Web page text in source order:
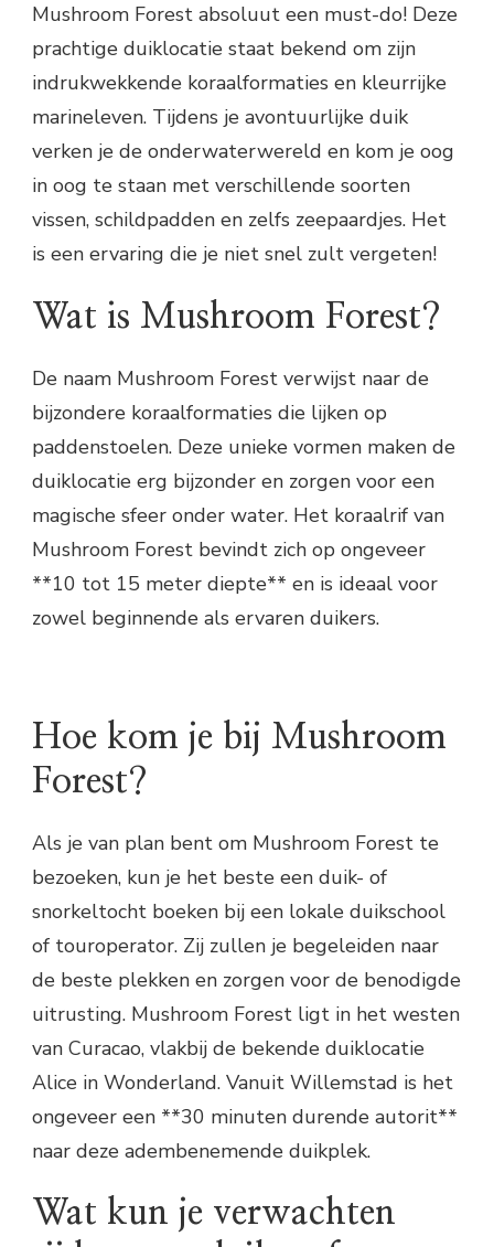
Mushroom Forest absoluut een must-do! Deze
prachtige duiklocatie staat bekend om zijn
indrukwekkende koraalformaties en kleurrijke
marineleven. Tijdens je avontuurlijke duik
verken je de onderwaterwereld en kom je oog
in oog te staan met verschillende soorten
vissen, schildpadden en zelfs zeepaardjes. Het
is een ervaring die je niet snel zult vergeten!
Wat is Mushroom Forest?
De naam Mushroom Forest verwijst naar de
bijzondere koraalformaties die lijken op
paddenstoelen. Deze unieke vormen maken de
duiklocatie erg bijzonder en zorgen voor een
magische sfeer onder water. Het koraalrif van
Mushroom Forest bevindt zich op ongeveer
**10 tot 15 meter diepte** en is ideaal voor
zowel beginnende als ervaren duikers.
Hoe kom je bij Mushroom
Forest?
Als je van plan bent om Mushroom Forest te
bezoeken, kun je het beste een duik- of
snorkeltocht boeken bij een lokale duikschool
of touroperator. Zij zullen je begeleiden naar
de beste plekken en zorgen voor de benodigde
uitrusting. Mushroom Forest ligt in het westen
van Curacao, vlakbij de bekende duiklocatie
Alice in Wonderland. Vanuit Willemstad is het
ongeveer een **30 minuten durende autorit**
naar deze adembenemende duikplek.
Wat kun je verwachten